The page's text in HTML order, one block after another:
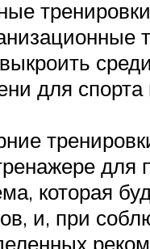
для спорта
для
которая
и, при